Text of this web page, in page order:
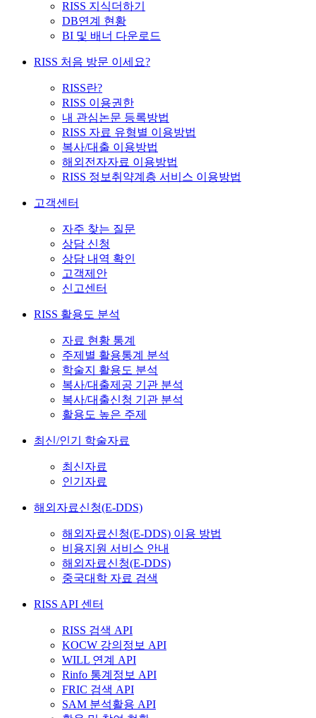
RISS 지식더하기
DB연계 현황
BI 및 배너 다운로드
RISS 처음 방문 이세요?
RISS란?
RISS 이용권한
내 관심논문 등록방법
RISS 자료 유형별 이용방법
복사/대출 이용방법
해외전자자료 이용방법
RISS 정보취약계층 서비스 이용방법
고객센터
자주 찾는 질문
상담 신청
상담 내역 확인
고객제안
신고센터
RISS 활용도 분석
자료 현황 통계
주제별 활용통계 분석
학술지 활용도 분석
복사/대출제공 기관 분석
복사/대출신청 기관 분석
활용도 높은 주제
최신/인기 학술자료
최신자료
인기자료
해외자료신청(E-DDS)
해외자료신청(E-DDS) 이용 방법
비용지원 서비스 안내
해외자료신청(E-DDS)
중국대학 자료 검색
RISS API 센터
RISS 검색 API
KOCW 강의정보 API
WILL 연계 API
Rinfo 통계정보 API
FRIC 검색 API
SAM 분석활용 API